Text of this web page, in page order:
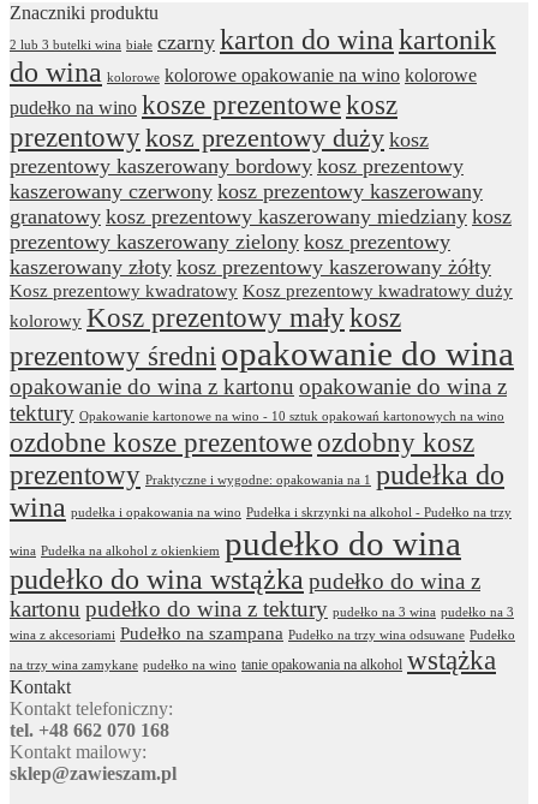
Znaczniki produktu
2 lub 3 butelki wina białe czarny karton do wina kartonik
do wina kolorowe kolorowe opakowanie na wino kolorowe
pudełko na wino kosze prezentowekosz
prezentowykosz prezentowy duży kosz
prezentowy kaszerowany bordowy kosz prezentowy
kaszerowany czerwony kosz prezentowy kaszerowany
granatowy kosz prezentowy kaszerowany miedziany kosz
prezentowy kaszerowany zielony kosz prezentowy
kaszerowany złoty kosz prezentowy kaszerowany żółty
Kosz prezentowy kwadratowy Kosz prezentowy kwadratowy duży
kolorowy Kosz prezentowy małykosz
prezentowy średni opakowanie do wina
opakowanie do wina z kartonu opakowanie do wina z
tektury Opakowanie kartonowe na wino - 10 sztuk opakowań kartonowych na wino
ozdobne kosze prezentoweozdobny kosz
prezentowy Praktyczne i wygodne: opakowania na 1
pudełka do
wina pudełka i opakowania na wino Pudełka i skrzynki na alkohol - Pudełko na trzy
wina Pudełka na alkohol z okienkiem pudełko do wina
pudełko do wina wstążka pudełko do wina z
kartonu pudełko do wina z tektury pudełko na 3 wina pudełko na 3
wina z akcesoriami Pudełko na szampana Pudełko na trzy wina odsuwane Pudełko
na trzy wina zamykane pudełko na wino tanie opakowania na alkohol wstążka
Kontakt
Kontakt telefoniczny:
tel. +48 662 070 168
Kontakt mailowy:
sklep@zawieszam.pl